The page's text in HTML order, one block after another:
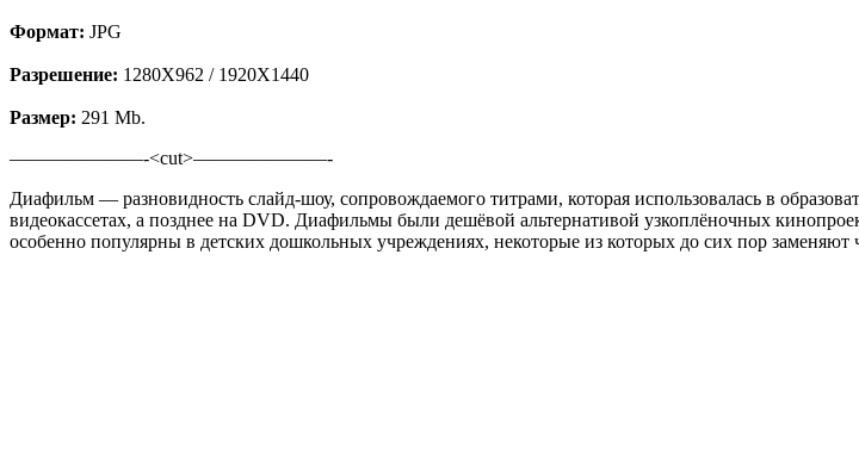
Формат: JPG
Разрешение: 1280X962 / 1920X1440
Размер: 291 Mb.
———————-<cut>———————-
Диафильм — разновидность слайд-шоу, сопровождаемого титрами, которая использовалась в
видеокассетах, а позднее на DVD. Диафильмы были дешёвой альтернативой узкоплёночных
особенно популярны в детских дошкольных учреждениях, некоторые из которых до сих пор заменяют